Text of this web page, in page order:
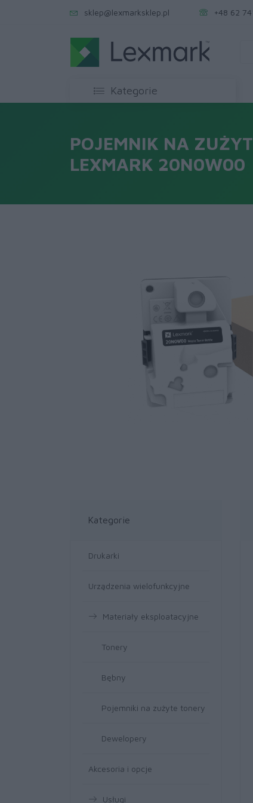
sklep@lexmarksklep.pl +48 62
Kategorie
POJEMNIK NA
LEXMARK 20N0W00
Kategorie
Drukarki
Urządzenia wielofunkcyjne
Materiały eksploatacyjne
Tonery
Bębny
Pojemniki na zużyte tonery
Dewelopery
Akcesoria i opcje
Usługi